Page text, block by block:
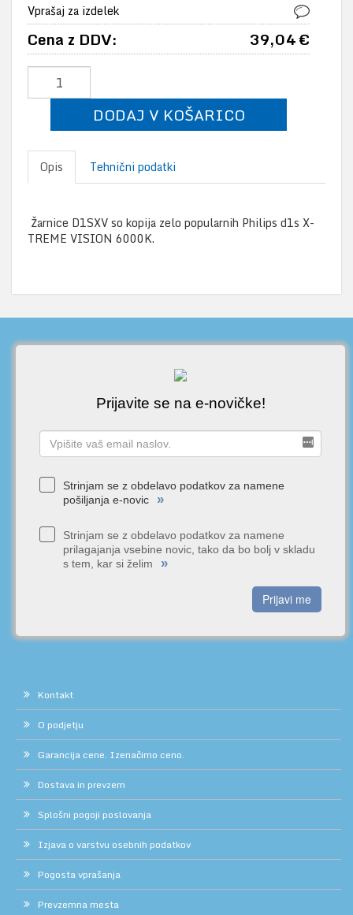
Vprašaj za izdelek
Cena z DDV: 39,04 €
DODAJ V KOŠARICO
Opis Tehnični podatki
Žarnice D1SXV so kopija zelo popularnih Philips d1s X-
TREME VISION 6000K.
Prijavite se na e-novičke!
Strinjam se z obdelavo podatkov za namene
pošiljanja e-novic
»
Strinjam se z obdelavo podatkov za namene
prilagajanja vsebine novic, tako da bo bolj v skladu
s tem, kar si želim
»
Prijavi me
Kontakt
O podjetju
Garancija cene. Izenačimo ceno.
Dostava in prevzem
Splošni pogoji poslovanja
Izjava o varstvu osebnih podatkov
Pogosta vprašanja
Prevzemna mesta